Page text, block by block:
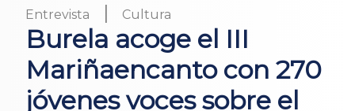
Entrevista | Cultura
Burela acoge el III
Mariñaencanto con 270
jóvenes voces sobre el